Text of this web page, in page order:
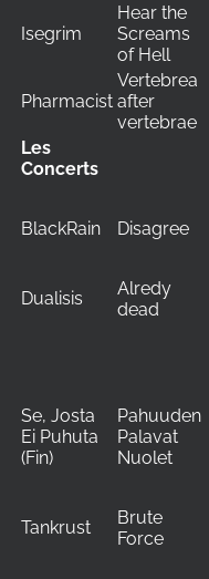
Isegrim
Hear the
Screams
of Hell
Pharmacist
Vertebrea
after
vertebrae
Les
Concerts
BlackRain Disagree
Dualisis
Alredy
dead
Se, Josta
Ei Puhuta
(Fin)
Pahuuden
Palavat
Nuolet
Tankrust
Brute
Force